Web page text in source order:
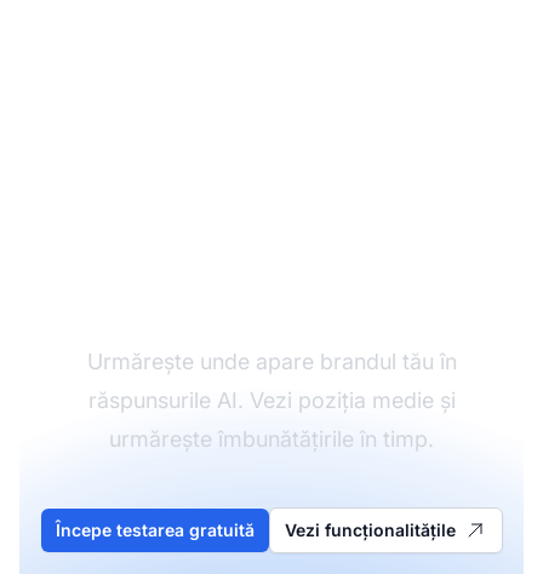
Urmărește unde apare brandul tău în
răspunsurile AI. Vezi poziția medie și
urmărește îmbunătățirile în timp.
Începe testarea gratuită Vezi funcționalitățile